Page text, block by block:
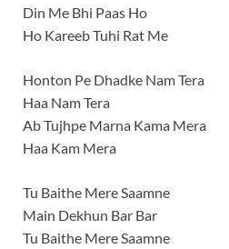
Din Me Bhi Paas Ho
Ho Kareeb Tuhi Rat Me
Honton Pe Dhadke Nam Tera
Haa Nam Tera
Ab Tujhpe Marna Kama Mera
Haa Kam Mera
Tu Baithe Mere Saamne
Main Dekhun Bar Bar
Tu Baithe Mere Saamne